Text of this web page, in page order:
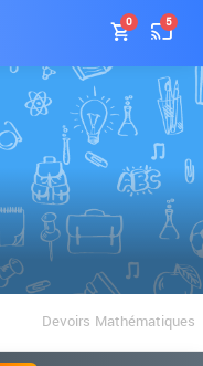
0 5
Devoirs Mathématiques